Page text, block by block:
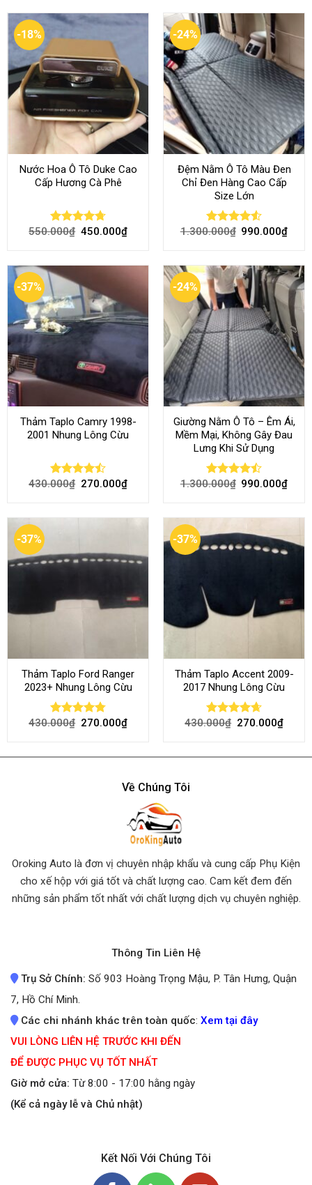
-18%
Nước Hoa Ô Tô Duke Cao
Cấp Hương Cà Phê
Rated4.70
550.000₫ 450.000₫
-24%
Đệm Nằm Ô Tô Màu Đen
Chỉ Đen Hàng Cao Cấp
Size Lớn
Rated 4.54
1.300.000₫ 990.000₫
-37%
Thảm Taplo Camry 1998-
2001 Nhung Lông Cừu
Rated
430.000₫ 270.000₫
-24%
Giường Nằm Ô Tô – Êm Ái,
Mềm Mại, Không Gây Đau
Lưng Khi Sử Dụng
Rated
1.300.000₫ 990.000₫
-37%
Thảm Taplo Ford Ranger
2023+ Nhung Lông Cừu
Rated 4.80
430.000₫ 270.000₫
-37%
Thảm Taplo Accent 2009-
2017 Nhung Lông Cừu
Rated 4.64
430.000₫ 270.000₫
Về Chúng Tôi
Oroking Auto là đơn vị chuyên nhập khẩu và cung cấp Phụ Kiện
cho xế hộp với giá tốt và chất lượng cao. Cam kết đem đến
những sản phẩm tốt nhất với chất lượng dịch vụ chuyên nghiệp.
Thông Tin Liên Hệ
Trụ Sở Chính: Số 903 Hoàng Trọng Mậu, P. Tân Hưng, Quận
7, Hồ Chí Minh.
Các chi nhánh khác trên toàn quốc: Xem tại đây
VUI LÒNG LIÊN HỆ TRƯỚC KHI ĐẾN
ĐỂ ĐƯỢC PHỤC VỤ TỐT NHẤT
Giờ mở cửa: Từ 8:00 - 17:00 hằng ngày
(Kể cả ngày lễ và Chủ nhật)
Kết Nối Với Chúng Tôi